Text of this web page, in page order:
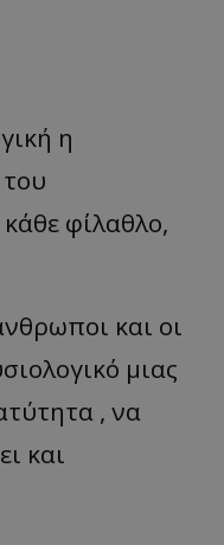
η
φίλαθλο,
και οι
μιας
, να
και